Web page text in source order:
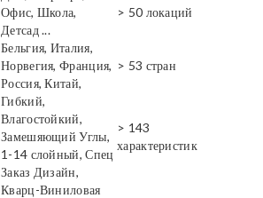
Офис, Школа,
Детсад ...
> 50 локаций
Бельгия, Италия,
Норвегия, Франция,
Россия, Китай,
> 53 стран
Гибкий,
Влагостойкий,
Замешяющий Углы,
1-14 слойный, Спец
Заказ Дизайн,
> 143
характеристик
Кварц-Виниловая